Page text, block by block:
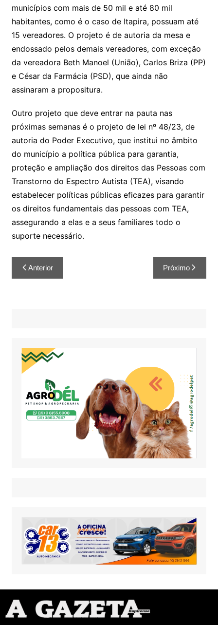
municípios com mais de 50 mil e até 80 mil
habitantes, como é o caso de Itapira, possuam até
15 vereadores. O projeto é de autoria da mesa e
endossado pelos demais vereadores, com exceção
da vereadora Beth Manoel (União), Carlos Briza (PP)
e César da Farmácia (PSD), que ainda não
assinaram a propositura.
Outro projeto que deve entrar na pauta nas
próximas semanas é o projeto de lei nº 48/23, de
autoria do Poder Executivo, que institui no âmbito
do município a política pública para garantia,
proteção e ampliação dos direitos das Pessoas com
Transtorno do Espectro Autista (TEA), visando
estabelecer políticas públicas eficazes para garantir
os direitos fundamentais das pessoas com TEA,
assegurando a elas e a seus familiares todo o
suporte necessário.
Anterior Próximo